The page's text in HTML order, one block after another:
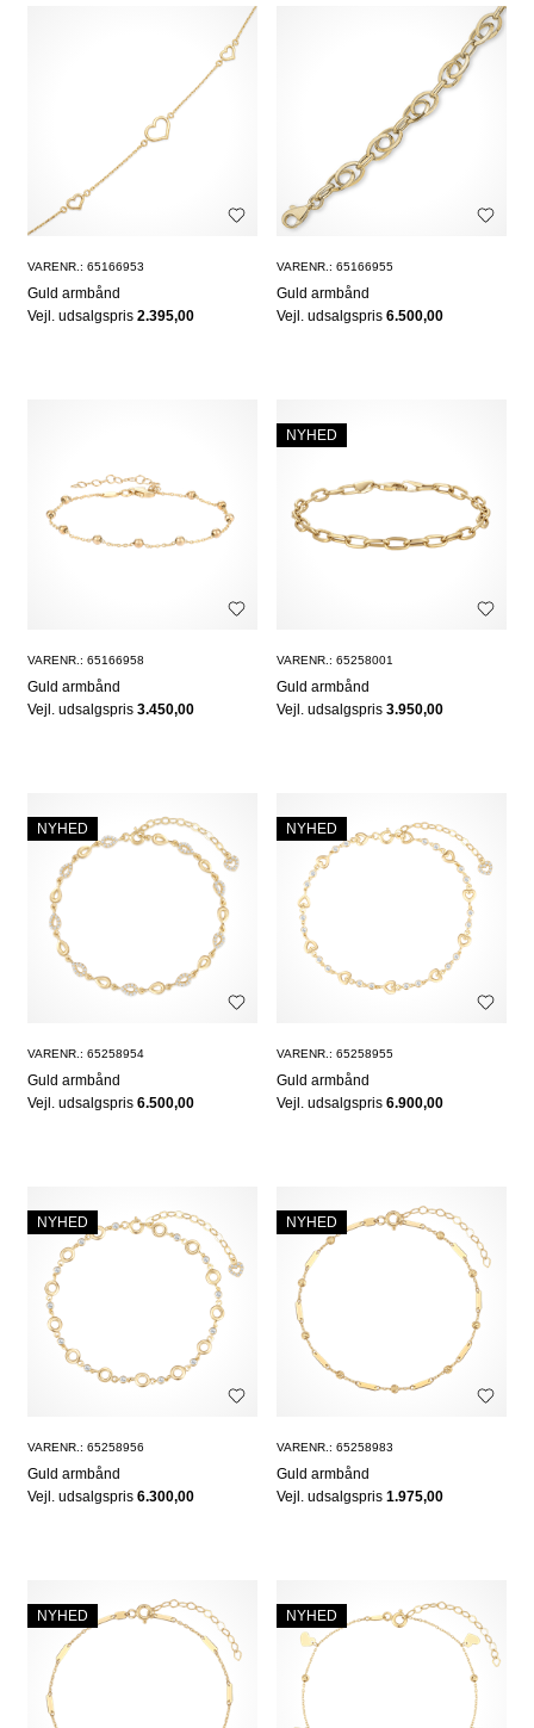
VARENR.: 65166953
Guld armbånd
Vejl. udsalgspris 2.395,00
VARENR.: 65166955
Guld armbånd
Vejl. udsalgspris6.500,00
VARENR.: 65166958
Guld armbånd
Vejl. udsalgspris 3.450,00
NYHED
VARENR.: 65258001
Guld armbånd
Vejl. udsalgspris3.950,00
NYHED
VARENR.: 65258954
Guld armbånd
Vejl. udsalgspris 6.500,00
NYHED
VARENR.: 65258955
Guld armbånd
Vejl. udsalgspris6.900,00
NYHED
VARENR.: 65258956
Guld armbånd
Vejl. udsalgspris 6.300,00
NYHED
VARENR.: 65258983
Guld armbånd
Vejl. udsalgspris1.975,00
NYHED NYHED